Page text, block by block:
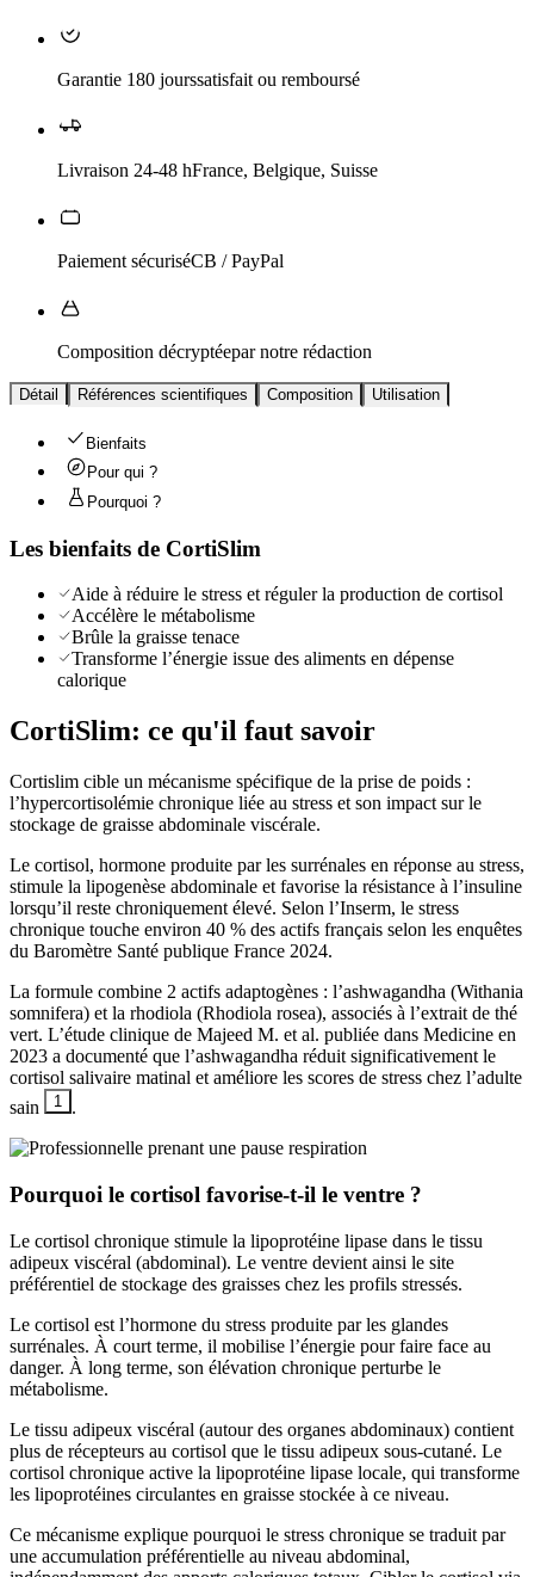
Garantie 180 jourssatisfait ou remboursé
Livraison 24-48 hFrance, Belgique, Suisse
Paiement sécuriséCB / PayPal
Composition décryptéepar notre rédaction
Détail Références scientifiques Composition Utilisation
Bienfaits
Pour qui ?
Pourquoi ?
Les bienfaits de CortiSlim
Aide à réduire le stress et réguler la production de cortisol
Accélère le métabolisme
Brûle la graisse tenace
Transforme l’énergie issue des aliments en dépense
calorique
CortiSlim: ce qu'il faut savoir
Cortislim cible un mécanisme spécifique de la prise de poids :
l’hypercortisolémie chronique liée au stress et son impact sur le
stockage de graisse abdominale viscérale.
Le cortisol, hormone produite par les surrénales en réponse au stress,
stimule la lipogenèse abdominale et favorise la résistance à l’insuline
lorsqu’il reste chroniquement élevé. Selon l’Inserm, le stress
chronique touche environ 40 % des actifs français selon les enquêtes
du Baromètre Santé publique France 2024.
La formule combine 2 actifs adaptogènes : l’ashwagandha (Withania
somnifera) et la rhodiola (Rhodiola rosea), associés à l’extrait de thé
vert. L’étude clinique de Majeed M. et al. publiée dans Medicine en
2023 a documenté que l’ashwagandha réduit significativement le
cortisol salivaire matinal et améliore les scores de stress chez l’adulte
sain
1 .
Pourquoi le cortisol favorise-t-il le ventre ?
Le cortisol chronique stimule la lipoprotéine lipase dans le tissu
adipeux viscéral (abdominal). Le ventre devient ainsi le site
préférentiel de stockage des graisses chez les profils stressés.
Le cortisol est l’hormone du stress produite par les glandes
surrénales. À court terme, il mobilise l’énergie pour faire face au
danger. À long terme, son élévation chronique perturbe le
métabolisme.
Le tissu adipeux viscéral (autour des organes abdominaux) contient
plus de récepteurs au cortisol que le tissu adipeux sous-cutané. Le
cortisol chronique active la lipoprotéine lipase locale, qui transforme
les lipoprotéines circulantes en graisse stockée à ce niveau.
Ce mécanisme explique pourquoi le stress chronique se traduit par
une accumulation préférentielle au niveau abdominal,